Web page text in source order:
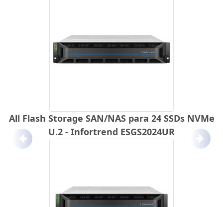
All Flash Storage SAN/NAS para 24 SSDs NVMe
U.2 - Infortrend ESGS2024UR
Anterior